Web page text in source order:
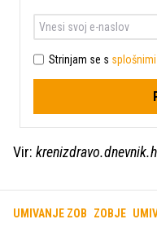
Strinjam se s
Vir:
UMIVANJE ZOB ZOBJE